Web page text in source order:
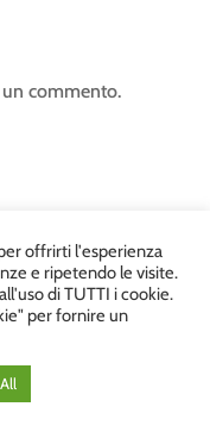
commento.
12 – Chiavenna –
0343 36560 – Sito
offrirti l'esperienza
e ripetendo le visite.
di TUTTI i cookie.
per fornire un